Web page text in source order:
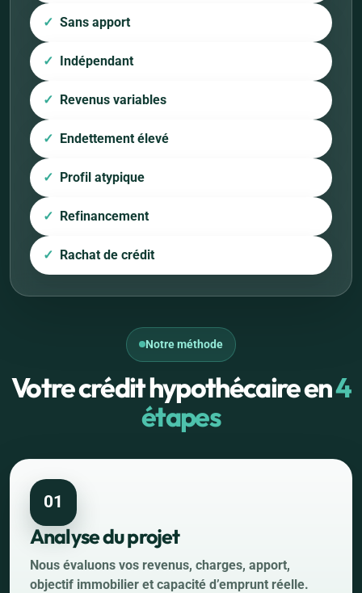
Sans apport
Indépendant
Revenus variables
Endettement élevé
Profil atypique
Refinancement
Rachat de crédit
Notre méthode
Votre crédit hypothécaire en4
étapes
01
Analyse du projet
Nous évaluons vos revenus, charges, apport,
objectif immobilier et capacité d’emprunt réelle.